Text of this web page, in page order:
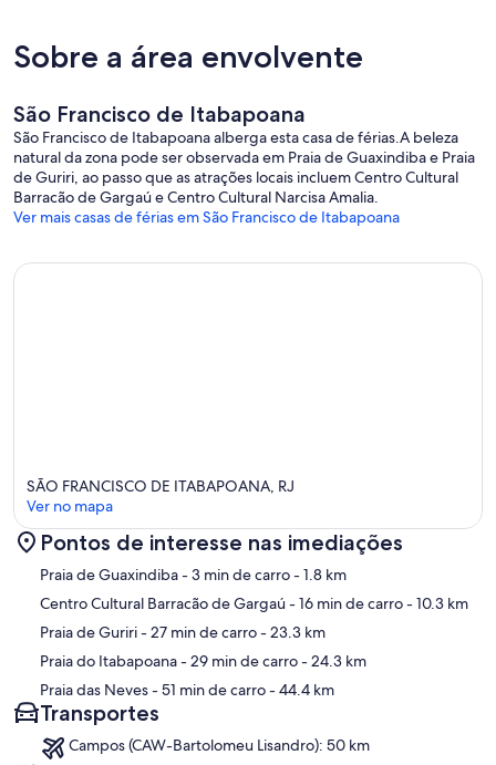
Sobre a área envolvente
São Francisco de Itabapoana
São Francisco de Itabapoana alberga esta casa de férias.A beleza
natural da zona pode ser observada em Praia de Guaxindiba e Praia
de Guriri, ao passo que as atrações locais incluem Centro Cultural
Barracão de Gargaú e Centro Cultural Narcisa Amalia.
Ver mais casas de férias em São Francisco de Itabapoana
Mapa
SÃO FRANCISCO DE ITABAPOANA, RJ
Ver no mapa
Pontos de interesse nas imediações
Praia de Guaxindiba- 3 min de carro- 1.8 km
Centro Cultural Barracão de Gargaú - 16 min de carro- 10.3 km
Praia de Guriri- 27 min de carro- 23.3 km
Praia do Itabapoana- 29 min de carro- 24.3 km
Praia das Neves- 51 min de carro- 44.4 km
Transportes
Campos (CAW-Bartolomeu Lisandro): 50 km